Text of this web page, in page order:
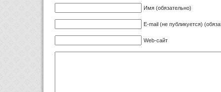
Имя (обязательно)
E-mail (не публикуется)
Web-сайт